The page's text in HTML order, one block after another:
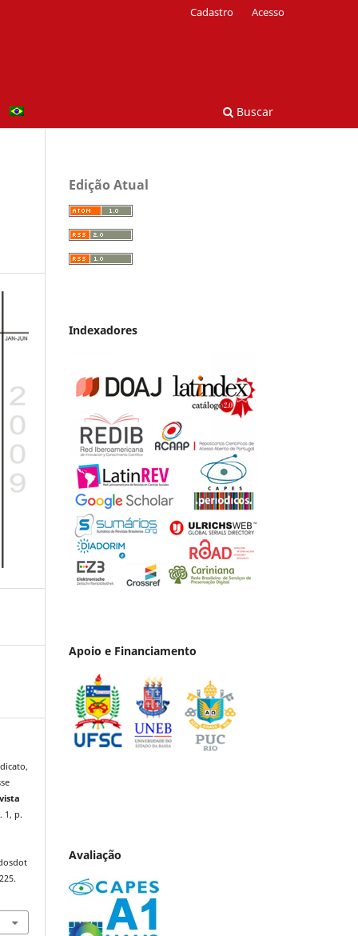
Buscar
Cadastro Acesso
1, p.
Edição Atual
Indexadores
Apoio e Financiamento
Avaliação